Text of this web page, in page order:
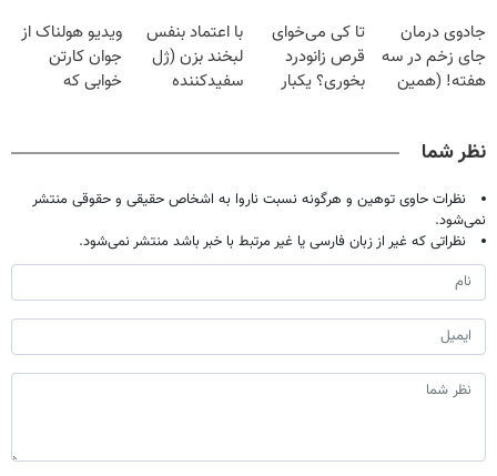
۲۵ میلیون
تومان!!!
خانگی
جادوی درمان
جای زخم در سه
هفته! (همین
تا کی می‌خوای
قرص زانودرد
بخوری؟ یکبار
با اعتماد بنفس
لبخند بزن (ژل
سفیدکننده
ویدیو هولناک از
جوان کارتن
خوابی که
نظر شما
نظرات حاوی توهین و هرگونه نسبت ناروا به اشخاص حقیقی و حقوقی منتشر
نمی‌شود.
نظراتی که غیر از زبان فارسی یا غیر مرتبط با خبر باشد منتشر نمی‌شود.